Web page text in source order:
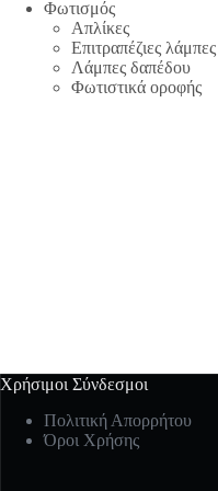
Φωτισμός
Απλίκες
Επιτραπέζιες λάμπες
Λάμπες δαπέδου
Φωτιστικά οροφής
Χρήσιμοι Σύνδεσμοι
Πολιτική Απορρήτου
Όροι Χρήσης